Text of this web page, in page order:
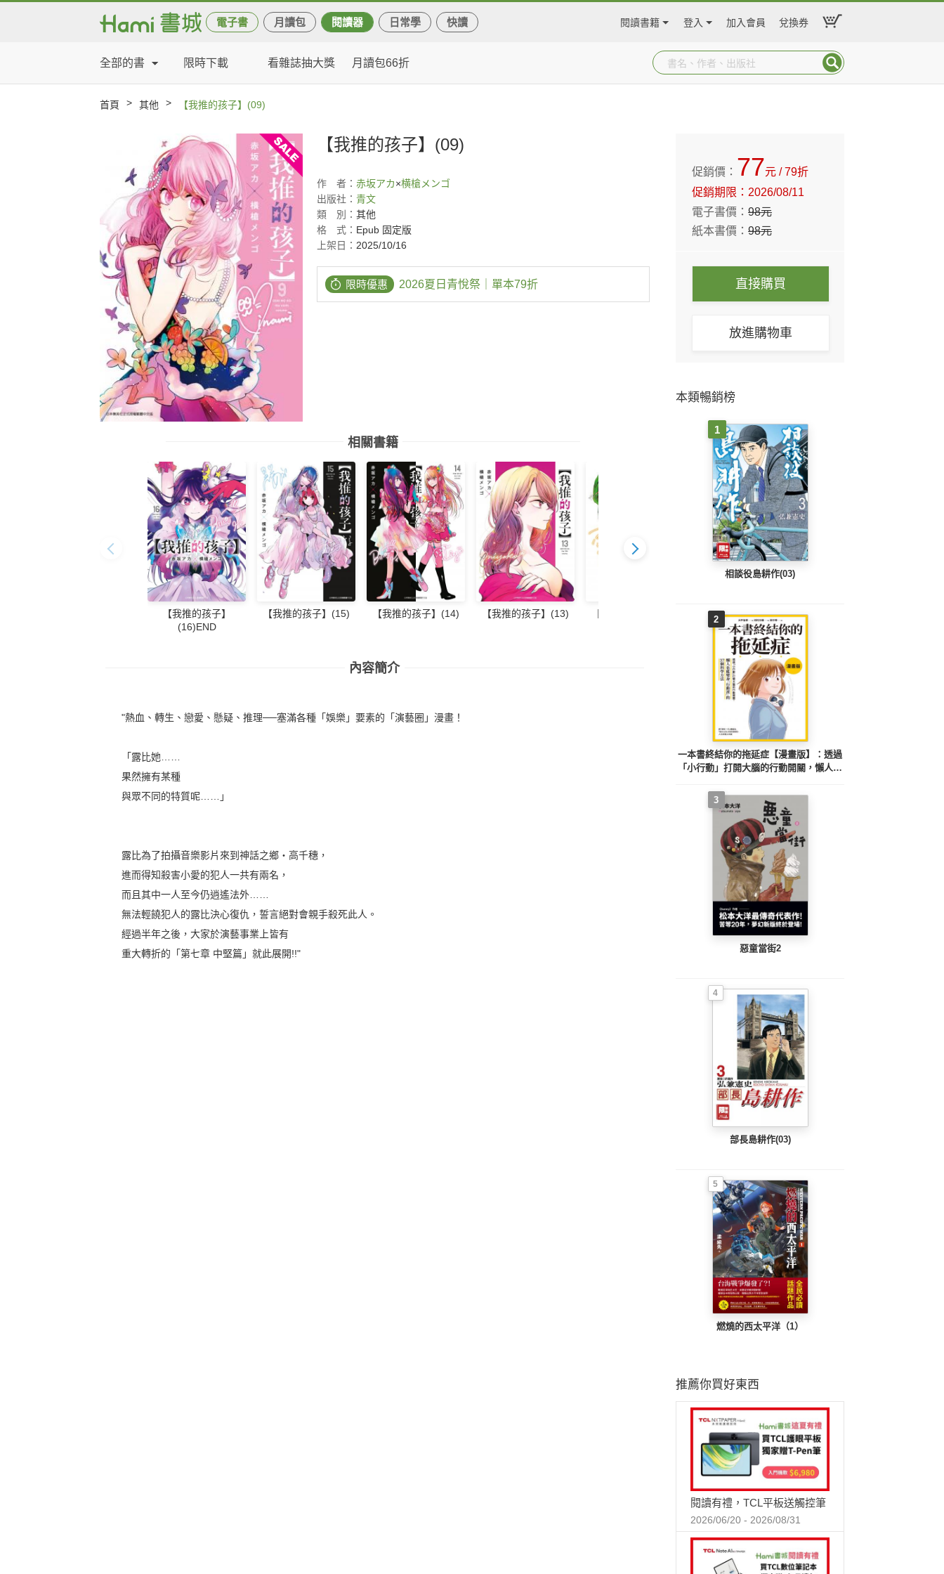
電子書 月讀包 閱讀器 日常學 快讀 閱讀書籍 登入 加入會員 兌換券
全部的書 限時下載 看雜誌抽大獎 月讀包66折
首頁 > 其他 > 【我推的孩子】(09)
【我推的孩子】(09)
作 者： 赤坂アカ×横槍メンゴ
出版社： 青文
類
別： 其他
格
式： Epub 固定版
上架日： 2025/10/16
限時優惠 2026夏日青悅祭｜單本79折
相關書籍
【我推的孩子】
(16)END
【我推的孩子】(15) 【我推的孩子】(14) 【我推的孩子】(13) 【我推的孩子】(11)
內容簡介
"熱血、轉生、戀愛、懸疑、推理──塞滿各種「娛樂」要素的「演藝圈」漫畫！
「露比她……
果然擁有某種
與眾不同的特質呢……」
露比為了拍攝音樂影片來到神話之鄉‧高千穗，
進而得知殺害小愛的犯人一共有兩名，
而且其中一人至今仍逍遙法外……
無法輕饒犯人的露比決心復仇，誓言絕對會親手殺死此人。
經過半年之後，大家於演藝事業上皆有
重大轉折的「第七章 中堅篇」就此展開!!"
促銷價： 77元/ 79折
促銷期限： 2026/08/11
電子書價：98元
紙本書價：98元
直接購買
放進購物車
本類暢銷榜
1
相談役島耕作(03)
2
一本書終結你的拖延症【漫畫版】：透過
「小行動」打開大腦的行動開關，懶人也
3
惡童當街2
4
部長島耕作(03)
5
燃燒的西太平洋（1）
推薦你買好東西
閱讀有禮，TCL平板送觸控筆
2026/06/20 - 2026/08/31